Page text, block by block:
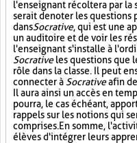
l'enseignant récoltera par la
serait de noter les
dansSocrative, qui est une
un auditoire et de voir les
l'enseignant s'installe à
Socrativeles questions que
rôle dans la classe. Il peut
connecter à Socrativeafin
Il aura ainsi un accès en
pourra, le cas échéant,
rappels sur les notions qui
comprises. En somme,
élèves d'intégrer leurs